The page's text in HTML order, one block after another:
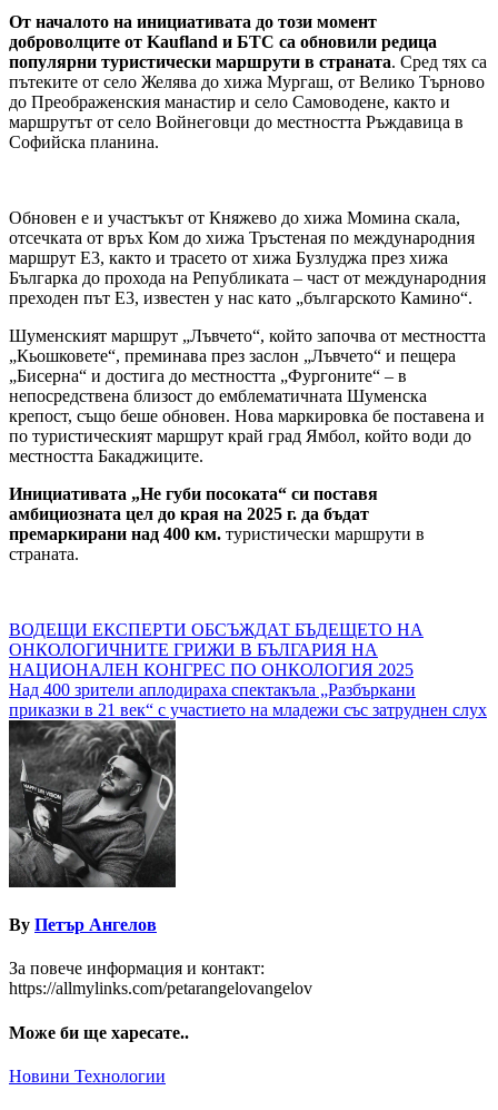
От началото на инициативата до този момент
доброволците от Kaufland и БТС са обновили редица
популярни туристически маршрути в страната. Сред тях са
пътеките от село Желява до хижа Мургаш, от Велико Търново
до Преображенския манастир и село Самоводене, както и
маршрутът от село Войнеговци до местността Ръждавица в
Софийска планина.
Обновен е и участъкът от Княжево до хижа Момина скала,
отсечката от връх Ком до хижа Тръстеная по международния
маршрут Е3, както и трасето от хижа Бузлуджа през хижа
Българка до прохода на Републиката – част от международния
преходен път Е3, известен у нас като „българското Камино“.
Шуменският маршрут „Лъвчето“, който започва от местността
„Кьошковете“, преминава през заслон „Лъвчето“ и пещера
„Бисерна“ и достига до местността „Фургоните“ – в
непосредствена близост до емблематичната Шуменска
крепост, също беше обновен. Нова маркировка бе поставена и
по туристическият маршрут край град Ямбол, който води до
местността Бакаджиците.
Инициативата „Не губи посоката“ си поставя
амбициозната цел до края на 2025 г. да бъдат
премаркирани над 400 км. туристически маршрути в
страната.
Навигация
ВОДЕЩИ ЕКСПЕРТИ ОБСЪЖДАТ БЪДЕЩЕТО НА
ОНКОЛОГИЧНИТЕ ГРИЖИ В БЪЛГАРИЯ НА
НАЦИОНАЛЕН КОНГРЕС ПО ОНКОЛОГИЯ 2025
Над 400 зрители аплодираха спектакъла „Разбъркани
приказки в 21 век“ с участието на младежи със затруднен слух
By Петър Ангелов
За повече информация и контакт:
https://allmylinks.com/petarangelovangelov
Може би ще харесате..
Новини Технологии